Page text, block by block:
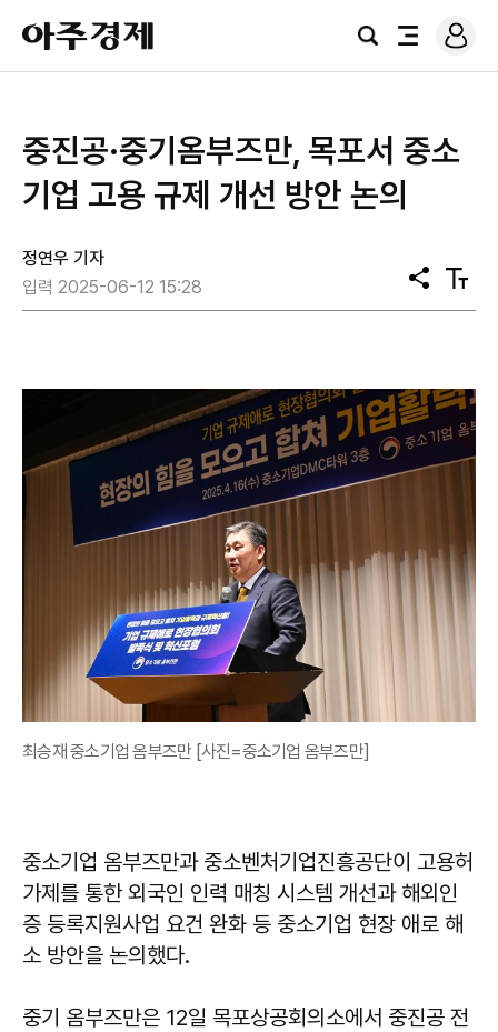
아
주
경
검
전
로
그
중진공·중기옴부즈만, 목포서 중소
기업 고용 규제 개선 방안 논의
정연우 기자
입력 2025-06-12 15:28
공
유
텍
스
최승재 중소기업 옴부즈만 [사진=중소기업 옴부즈만]
중소기업 옴부즈만과 중소벤처기업진흥공단이 고용허
가제를 통한 외국인 인력 매칭 시스템 개선과 해외인
증 등록지원사업 요건 완화 등 중소기업 현장 애로 해
소 방안을 논의했다.
중기 옴부즈만은 12일 목포상공회의소에서 중진공 전